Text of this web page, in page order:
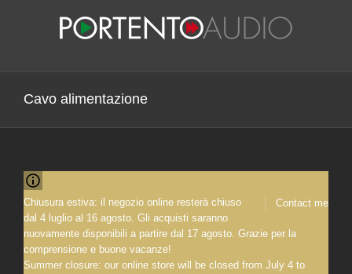
Cavo alimentazione
Contact me
Chiusura estiva: il negozio online resterà chiuso
dal 4 luglio al 16 agosto. Gli acquisti saranno
nuovamente disponibili a partire dal 17 agosto. Grazie per la
comprensione e buone vacanze!
Summer closure: our online store will be closed from July 4 to